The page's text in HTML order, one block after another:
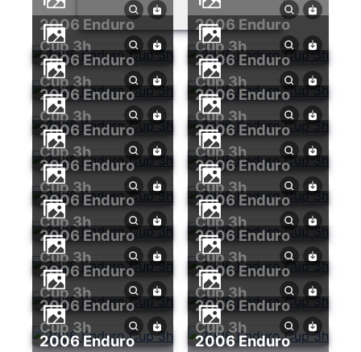
2006 Enduro
Cup 3h
2006 Enduro
Cup 3h
2006 Enduro
Cup 3h
2006 Enduro
Cup 3h
2006 Enduro
Cup 3h
2006 Enduro
Cup 3h
2006 Enduro
Cup 3h
2006 Enduro
Cup 3h
2006 Enduro
Cup 3h
2006 Enduro
Cup 3h
2006 Enduro
Cup 3h
2006 Enduro
Cup 3h
2006 Enduro
Cup 3h
2006 Enduro
Cup 3h
2006 Enduro
Cup 3h
2006 Enduro
Cup 3h
2006 Enduro
Cup 3h
2006 Enduro
Cup 3h
2006 Enduro
2006 Enduro